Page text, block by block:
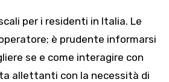
per i residenti in Italia. Le
è prudente informarsi
se e come interagire con
allettanti con la necessità di